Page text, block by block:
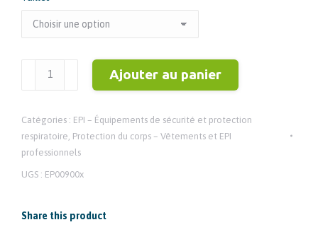
quantité
BLANC
avec
Ajouter au panier
Catégories : EPI – Équipements de sécurité et protection
respiratoire Protection du corps – Vêtements et EPI
professionnels
UGS : EP00900x
Share this product